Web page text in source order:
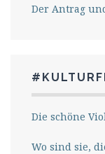
Der Antrag
Die schöne
Wo sind sie,